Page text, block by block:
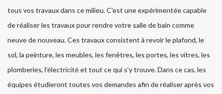
tous vos travaux dans ce milieu. C’est une expérimentée capable
de réaliser les travaux pour rendre votre salle de bain comme
neuve de nouveau. Ces travaux consistent à revoir le plafond, le
sol, la peinture, les meubles, les fenêtres, les portes, les vitres, les
plomberies, l’électricité et tout ce qui s’y trouve. Dans ce cas, les
équipes étudieront toutes vos demandes afin de réaliser après vos